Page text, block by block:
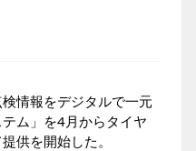
情報をデジタルで一元
ム」を4月からタイヤ
供を開始した。